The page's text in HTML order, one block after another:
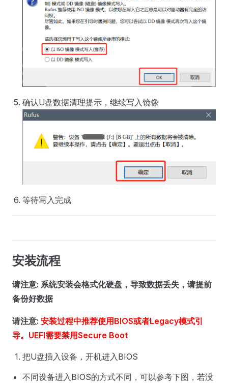
确认U盘数据清理提示，继续写入镜像
等待写入完成
安装流程
请注意: 系统安装会格式化硬盘，导致数据丢失，请提前
备份好数据
请注意: 安装过程中推荐使用BIOS或者Legacy模式引
导。UEFI需要禁用Secure Boot
把U盘插入设备，开机进入BIOS
不同设备进入BIOS的方式不同，可以参考下图，若没